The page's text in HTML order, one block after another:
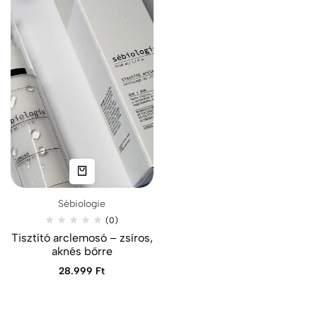
Sébiologie
(0)
Tisztító arclemosó – zsíros,
aknés bőrre
28.999 Ft